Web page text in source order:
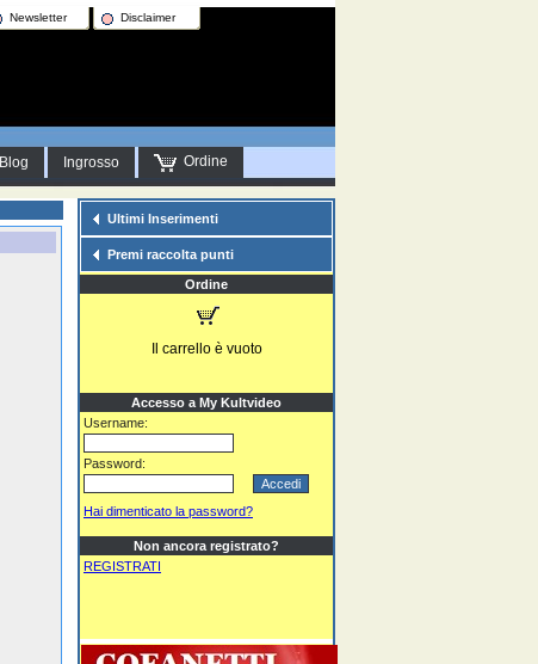
Newsletter Disclaimer
Blog Ingrosso Ordine
Ultimi Inserimenti
Premi raccolta punti
Ordine
Il carrello è vuoto
Accesso a My Kultvideo
Username:
Password:
Hai dimenticato la password?
Non ancora registrato?
REGISTRATI